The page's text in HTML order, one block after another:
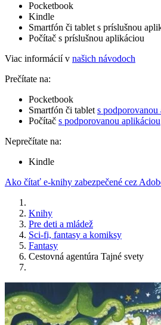
Pocketbook
Kindle
Smartfón či tablet s príslušnou
Počítač s príslušnou aplikáciou
Viac informácií v našich návodoch
Prečítate na:
Pocketbook
Smartfón či tablet s podporovanou
Počítač s podporovanou aplikáciou
Neprečítate na:
Kindle
Ako čítať e-knihy zabezpečené cez
Knihy
Pre deti a mládež
Sci-fi, fantasy a komiksy
Fantasy
Cestovná agentúra Tajné svety